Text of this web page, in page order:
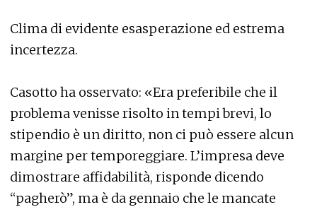
Clima di evidente esasperazione ed estrema
incertezza.
Casotto ha osservato: «Era preferibile che il
problema venisse risolto in tempi brevi, lo
stipendio è un diritto, non ci può essere alcun
margine per temporeggiare. L’impresa deve
dimostrare affidabilità, risponde dicendo
“pagherò”, ma è da gennaio che le mancate